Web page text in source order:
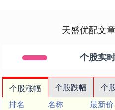
天盛优配文
个股实
个股涨幅 个股跌幅 个
排名
名称 最新价